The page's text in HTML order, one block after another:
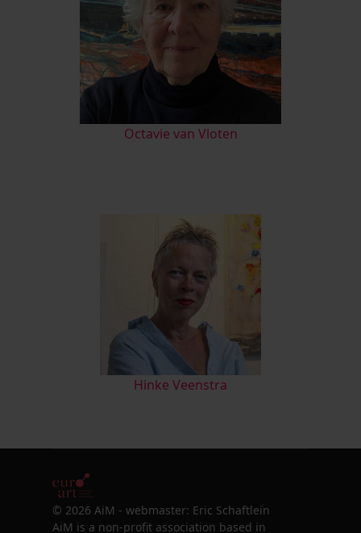
Octavie van Vloten
Hinke Veenstra
© 2026 AiM - webmaster: Eric Schaftlein
AiM is a non-profit association based in